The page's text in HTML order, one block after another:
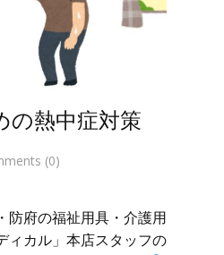
の熱中症対策
(0)
防府の福祉用具・介護用
ィカル」本店スタッフの